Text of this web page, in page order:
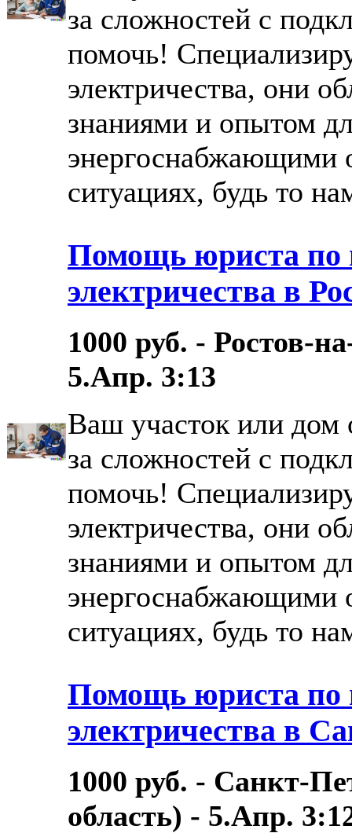
за сложностей с
помочь!
электричества, они
знаниями и опытом
энергоснабжающими
ситуациях, будь то
Помощь юриста по
электричества в
1000 руб. - Ростов-
5.Апр. 3:13
Ваш участок или дом
за сложностей с
помочь!
электричества, они
знаниями и опытом
энергоснабжающими
ситуациях, будь то
Помощь юриста по
электричества в
1000 руб. - Санкт-
область) - 5.Апр.